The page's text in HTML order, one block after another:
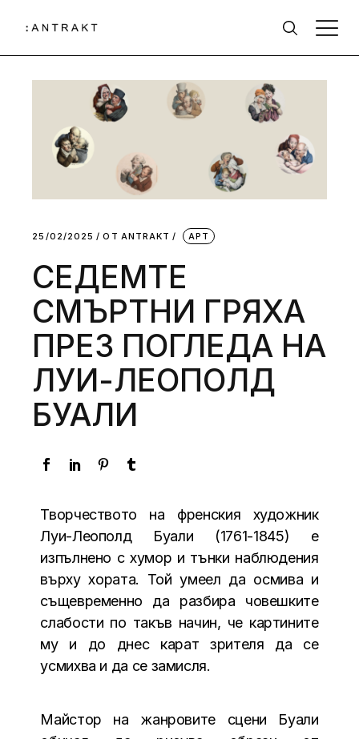
25/02/2025 ОТ АNTRAKT АРТ
СЕДЕМТЕ
СМЪРТНИ ГРЯХА
ПРЕЗ ПОГЛЕДА НА
ЛУИ-ЛЕОПОЛД
БУАЛИ
Творчеството на френския художник
Луи-Леополд Буали (1761-1845) е
изпълнено с хумор и тънки наблюдения
върху хората. Той умеел да осмива и
същевременно да разбира човешките
слабости по такъв начин, че картините
му и до днес карат зрителя да се
усмихва и да се замисля.
Майстор на жанровите сцени Буали